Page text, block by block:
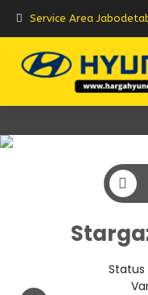
Service Area
Status